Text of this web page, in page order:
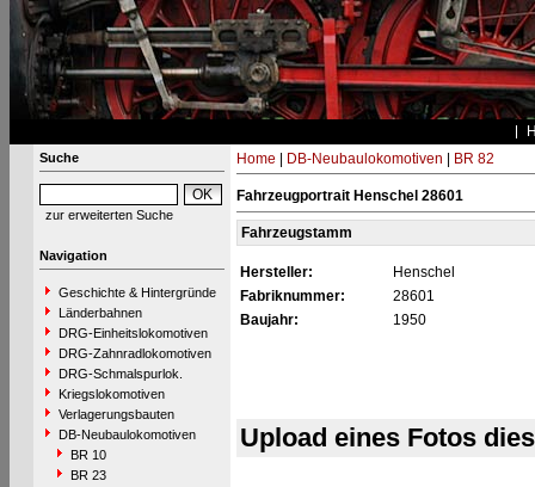
Suche
zur erweiterten Suche
Navigation
Geschichte & Hintergründe
Länderbahnen
DRG-Einheitslokomotiven
DRG-Zahnradlokomotiven
DRG-Schmalspurlok.
Kriegslokomotiven
Verlagerungsbauten
DB-Neubaulokomotiven
BR 10
BR 23
Home DB-Neubaulokomotiven BR 82
Fahrzeugportrait Henschel 28601
Fahrzeugstamm
Hersteller:
Henschel
Fabriknummer:
28601
Baujahr:
1950
Upload eines Fotos